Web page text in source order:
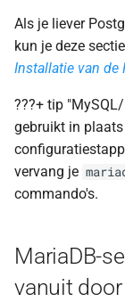
a
l
i
s
e
r
n
Installing
and Client
Starting the
Database
Securing the
Database
instance
Populate the
Als je liever
kun je deze
Installatie van de
???+ tip
gebruikt in
vervang je
commando's.
MariaDB-
vanuit